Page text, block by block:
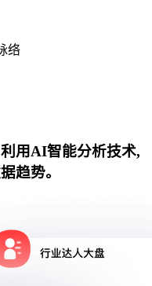
络
用AI智能分析技术,
趋势。